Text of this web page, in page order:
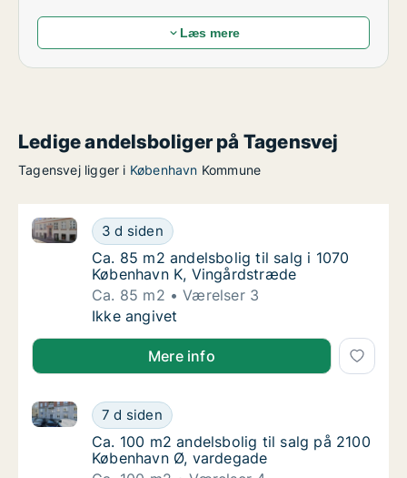
Læs mere
Ledige andelsboliger på Tagensvej
Tagensvej ligger i København Kommune
Ca. 85 m2 andelsbolig til salg i 1070
3 d siden
Ca. 85 m2 andelsbolig til salg i 1070 København K,
Ca. 85 m2 andelsbolig til salg i 1070
Ca. 85 m2 andelsbolig til salg i 1070
København K, Vingårdstræde
Ca. 85 m2
Værelser 3
Ca. 85 m2 andelsbolig til salg i 1070
Ikke angivet
Mere info
Ca. 100 m2 andelsbolig til salg på 2100
7 d siden
Ca. 100 m2 andelsbolig til salg på 2100 København
Ca. 100 m2 andelsbolig til salg på 2100
Ca. 100 m2 andelsbolig til salg på 2100
København Ø, vardegade